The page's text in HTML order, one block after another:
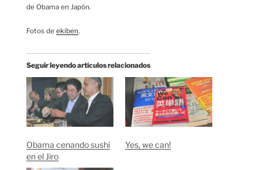
de Obama en Japón.
Fotos de ekiben.
Seguir leyendo artículos relacionados
Obama cenando sushi
en el Jiro
Yes, we can!